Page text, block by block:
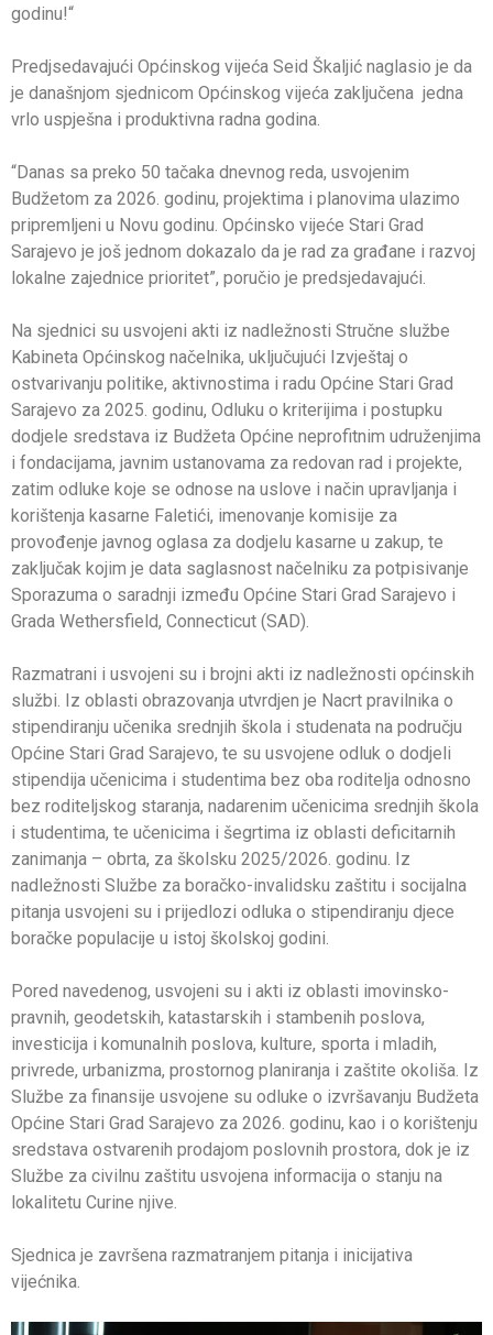
godinu!“
Predjsedavajući Općinskog vijeća Seid Škaljić naglasio je da
je današnjom sjednicom Općinskog vijeća zaključena jedna
vrlo uspješna i produktivna radna godina.
“Danas sa preko 50 tačaka dnevnog reda, usvojenim
Budžetom za 2026. godinu, projektima i planovima ulazimo
pripremljeni u Novu godinu. Općinsko vijeće Stari Grad
Sarajevo je još jednom dokazalo da je rad za građane i razvoj
lokalne zajednice prioritet”, poručio je predsjedavajući.
Na sjednici su usvojeni akti iz nadležnosti Stručne službe
Kabineta Općinskog načelnika, uključujući Izvještaj o
ostvarivanju politike, aktivnostima i radu Općine Stari Grad
Sarajevo za 2025. godinu, Odluku o kriterijima i postupku
dodjele sredstava iz Budžeta Općine neprofitnim udruženjima
i fondacijama, javnim ustanovama za redovan rad i projekte,
zatim odluke koje se odnose na uslove i način upravljanja i
korištenja kasarne Faletići, imenovanje komisije za
provođenje javnog oglasa za dodjelu kasarne u zakup, te
zaključak kojim je data saglasnost načelniku za potpisivanje
Sporazuma o saradnji između Općine Stari Grad Sarajevo i
Grada Wethersfield, Connecticut (SAD).
Razmatrani i usvojeni su i brojni akti iz nadležnosti općinskih
službi. Iz oblasti obrazovanja utvrdjen je Nacrt pravilnika o
stipendiranju učenika srednjih škola i studenata na području
Općine Stari Grad Sarajevo, te su usvojene odluk o dodjeli
stipendija učenicima i studentima bez oba roditelja odnosno
bez roditeljskog staranja, nadarenim učenicima srednjih škola
i studentima, te učenicima i šegrtima iz oblasti deficitarnih
zanimanja – obrta, za školsku 2025/2026. godinu. Iz
nadležnosti Službe za boračko-invalidsku zaštitu i socijalna
pitanja usvojeni su i prijedlozi odluka o stipendiranju djece
boračke populacije u istoj školskoj godini.
Pored navedenog, usvojeni su i akti iz oblasti imovinsko-
pravnih, geodetskih, katastarskih i stambenih poslova,
investicija i komunalnih poslova, kulture, sporta i mladih,
privrede, urbanizma, prostornog planiranja i zaštite okoliša. Iz
Službe za finansije usvojene su odluke o izvršavanju Budžeta
Općine Stari Grad Sarajevo za 2026. godinu, kao i o korištenju
sredstava ostvarenih prodajom poslovnih prostora, dok je iz
Službe za civilnu zaštitu usvojena informacija o stanju na
lokalitetu Curine njive.
Sjednica je završena razmatranjem pitanja i inicijativa
vijećnika.